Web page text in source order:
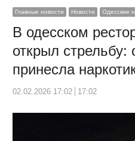
Главные новости Новости Одесские
В одесском
открыл
принесла
02.02.2026 17:02 17:02